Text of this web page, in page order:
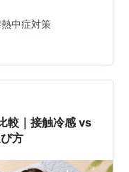
熱中症対策
較｜接触冷感 vs
方